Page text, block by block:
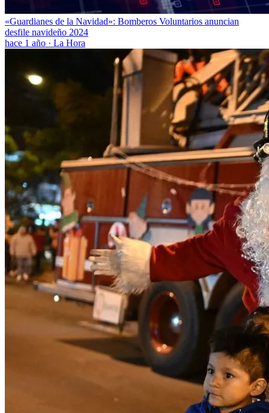
«Guardianes de la Navidad»: Bomberos Voluntarios anuncian
desfile navideño 2024
hace 1 año · La Hora